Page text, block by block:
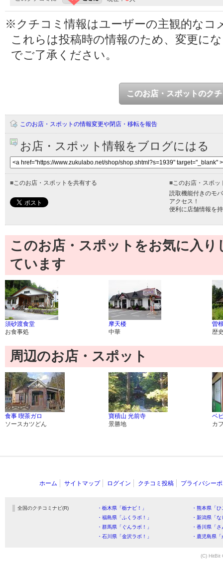
※クチコミ情報はユーザーの主観的なコ
これらは投稿時の情報のため、変更に
でご了承ください。
このお店・スポットのク
このお店・スポットの情報変更や閉店・移転を報告
お店・スポット情報をブログにはる
■このお店・スポットを共有する ■このお店・スポッ
読取機能付きのモ
アクセス！
便利に店舗情報を
このお店・スポットをお気に入
ています
須砂渡食堂
お食事処
摩天楼
中華
曽
歴
周辺のお店・スポット
食事 喫茶ガロ
ソースカツどん
寶積山 光前寺
景勝地
ベ
カ
ホーム サイトマップ ログイン クチコミ投稿 プライバシー
全国のクチコミナビ(R) ・栃木県「栃ナビ！」
・熊本県「
・福島県「ふくラボ！」
・新潟県「
・群馬県「ぐんラボ！」
・香川県「
・石川県「金沢ラボ！」
・鹿児島県
(C) HitBit